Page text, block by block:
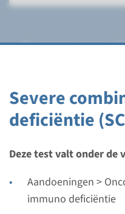
Severe
deficiëntie
Deze test valt onder de
Aandoeningen >
immuno deficiëntie
Severe
Panel
Severe
deficiëntie